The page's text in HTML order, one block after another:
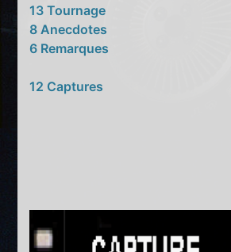
13 Tournage
8 Anecdotes
6 Remarques
12 Captures